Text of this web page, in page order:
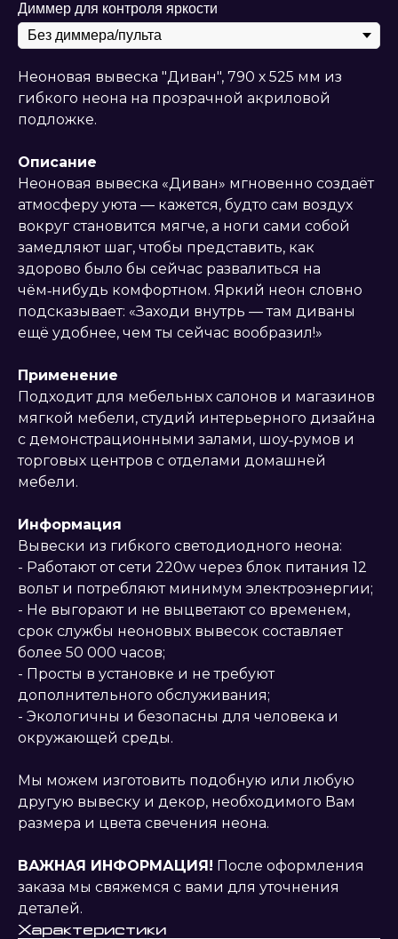
Диммер для контроля яркости
Неоновая вывеска "Диван", 790 х 525 мм из
гибкого неона на прозрачной акриловой
подложке.
Описание
Неоновая вывеска «Диван» мгновенно создаёт
атмосферу уюта — кажется, будто сам воздух
вокруг становится мягче, а ноги сами собой
замедляют шаг, чтобы представить, как
здорово было бы сейчас развалиться на
чём‑нибудь комфортном. Яркий неон словно
подсказывает: «Заходи внутрь — там диваны
ещё удобнее, чем ты сейчас вообразил!»
Применение
Подходит для мебельных салонов и магазинов
мягкой мебели, студий интерьерного дизайна
с демонстрационными залами, шоу‑румов и
торговых центров с отделами домашней
мебели.
Информация
Вывески из гибкого светодиодного неона:
- Работают от сети 220w через блок питания 12
вольт и потребляют минимум электроэнергии;
- Не выгорают и не выцветают со временем,
срок службы неоновых вывесок составляет
более 50 000 часов;
- Просты в установке и не требуют
дополнительного обслуживания;
- Экологичны и безопасны для человека и
окружающей среды.
Мы можем изготовить подобную или любую
другую вывеску и декор, необходимого Вам
размера и цвета свечения неона.
ВАЖНАЯ ИНФОРМАЦИЯ! После оформления
заказа мы свяжемся с вами для уточнения
деталей.
Характеристики